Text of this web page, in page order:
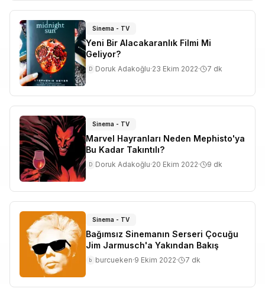
Sinema - TV
Yeni Bir Alacakaranlık Filmi Mi
Geliyor?
D Doruk Adakoğlu·23 Ekim 2022· 7 dk
Sinema - TV
Marvel Hayranları Neden Mephisto'ya
Bu Kadar Takıntılı?
D Doruk Adakoğlu·20 Ekim 2022· 9 dk
Sinema - TV
Bağımsız Sinemanın Serseri Çocuğu
Jim Jarmusch'a Yakından Bakış
b burcueken·9 Ekim 2022· 7 dk